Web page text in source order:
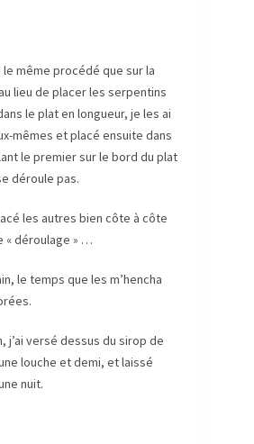
le même procédé que sur la
lieu de placer les serpentins
le plat en longueur, je les ai
mêmes et placé ensuite dans
le premier sur le bord du plat
déroule pas.
les autres bien côte à côte
« déroulage » …
le temps que les m’hencha
j’ai versé dessus du sirop de
louche et demi, et laissé
nuit.